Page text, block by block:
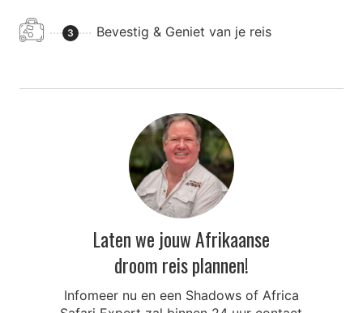
3 Bevestig & Geniet van je reis
Laten we jouw Afrikaanse
droom reis plannen!
Infomeer nu en een Shadows of Africa